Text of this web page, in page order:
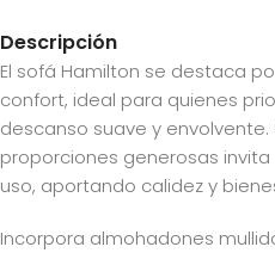
Descripción
El sofá Hamilton se destaca
confort, ideal para quienes
descanso suave y
proporciones generosas
uso, aportando calidez y
Incorpora almohadones